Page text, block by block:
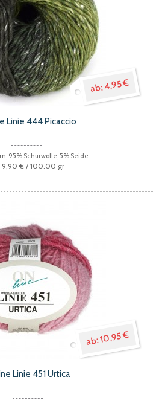
4,95 €
Linie 444 Picaccio
95% Schurwolle, 5% Seide
9,90 € / 100.00 gr
10,95 €
Linie 451 Urtica